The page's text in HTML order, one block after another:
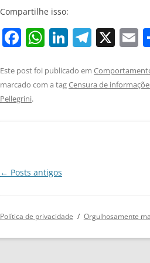
Compartilhe isso:
F
a
c
e
k
W
h
at
s
Li
n
k
e
T
el
e
gr
X E
l
Este post foi publicado em
marcado com a tagCensura de
Pellegrini.
Navegação
← Posts antigos
Política de privacidade Orgulhosamente